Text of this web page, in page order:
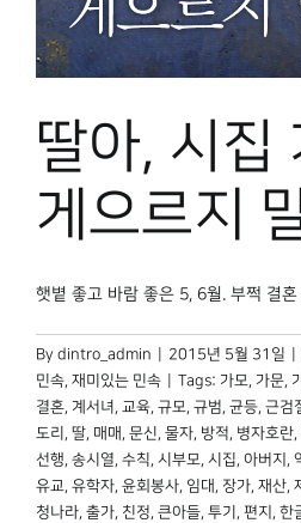
딸아, 시집
게으르지
햇볕 좋고 바람 좋은 5, 6월. 부쩍 결
By dintro_admin 2015년 5월 31일
민속, 재미있는 민속 Tags: 가모, 가문,
결혼, 계서녀 , 교육, 규모, 규범, 균등, 근검
도리 , 딸, 매매 , 문신, 물자, 방적, 병자호란,
선행, 송시열, 수칙, 시부모, 시집, 아버지 ,
유교, 유학자, 윤회봉사, 임대 , 장가, 재산,
청나라, 출가, 친정, 큰아들, 투기 , 편지 , 한